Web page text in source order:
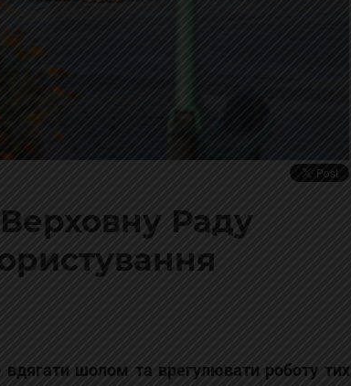
Раду
вдягати шолом та врегулювати роботу тих